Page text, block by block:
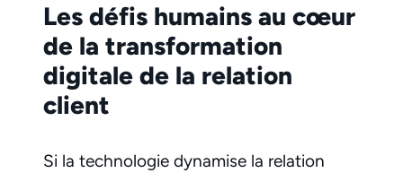
Les défis humains au cœur
de la transformation
digitale de la relation
client
Si la technologie dynamise la relation